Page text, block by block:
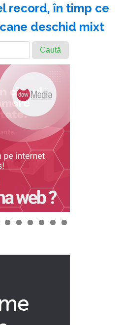
record, în timp ce
deschid mixt